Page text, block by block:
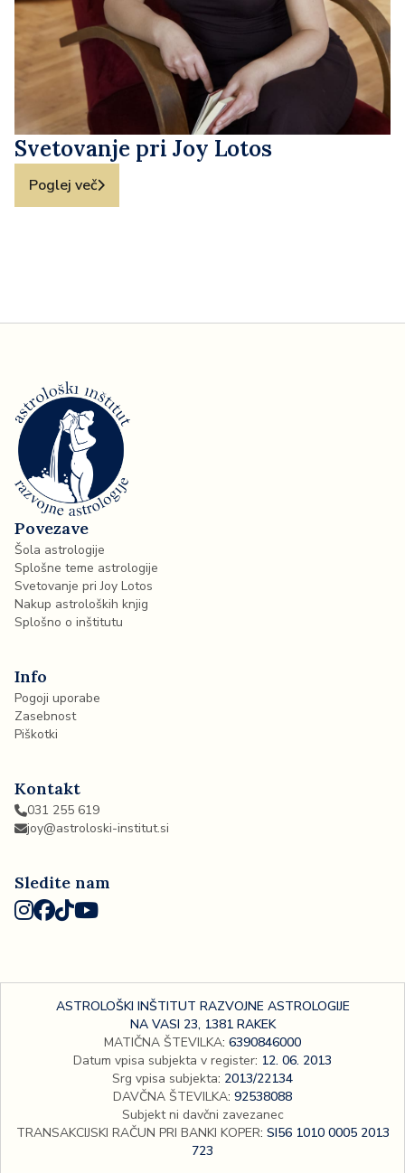
Svetovanje pri Joy Lotos
Poglej več
Povezave
Šola astrologije
Splošne teme astrologije
Svetovanje pri Joy Lotos
Nakup astroloških knjig
Splošno o inštitutu
Info
Pogoji uporabe
Zasebnost
Piškotki
Kontakt
031 255 619
joy@astroloski-institut.si
Sledite nam
ASTROLOŠKI INŠTITUT RAZVOJNE ASTROLOGIJE
NA VASI 23, 1381 RAKEK
MATIČNA ŠTEVILKA: 6390846000
Datum vpisa subjekta v register: 12. 06. 2013
Srg vpisa subjekta: 2013/22134
DAVČNA ŠTEVILKA: 92538088
Subjekt ni davčni zavezanec
TRANSAKCIJSKI RAČUN PRI BANKI KOPER: SI56 1010 0005 2013
723